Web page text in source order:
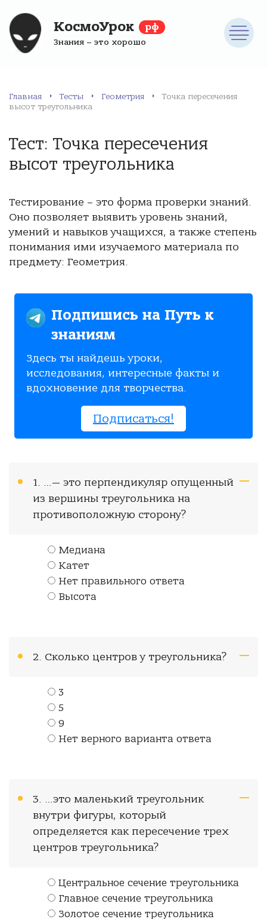
КосмоУрок рф
Знания – это хорошо
Главная Тесты Геометрия
Точка пересечения
высот треугольника
Тест: Точка пересечения
высот треугольника
Тестирование – это форма проверки знаний.
Оно позволяет выявить уровень знаний,
умений и навыков учащихся, а также степень
понимания ими изучаемого материала по
предмету: Геометрия.
Подпишись на Путь к
знаниям
Здесь ты найдешь уроки,
исследования, интересные факты и
вдохновение для творчества.
Подписаться!
1. …— это перпендикуляр опущенный
из вершины треугольника на
противоположную сторону?
Медиана
Катет
Нет правильного ответа
Высота
2. Сколько центров у треугольника?
3
5
9
Нет верного варианта ответа
3. …это маленький треугольник
внутри фигуры, который
определяется как пересечение трех
центров треугольника?
Центральное сечение треугольника
Главное сечение треугольника
Золотое сечение треугольника